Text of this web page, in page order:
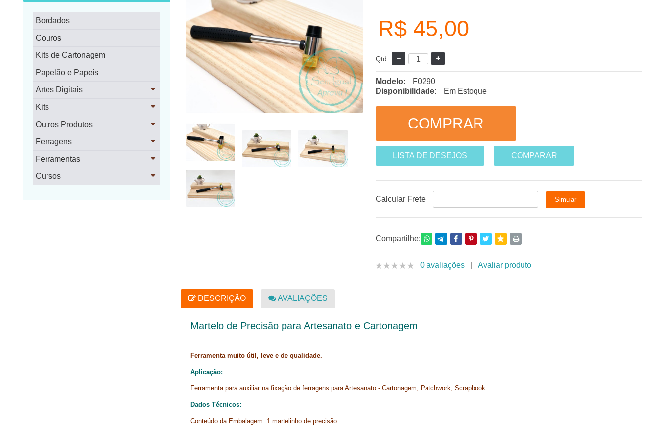
Bordados
Couros
Kits de Cartonagem
Papelão e Papeis
Artes Digitais
Kits
Outros Produtos
Ferragens
Ferramentas
Cursos
R$ 45,00
Qtd:
Modelo:
F0290
Disponibilidade:
Em Estoque
LISTA DE DESEJOS COMPARAR
Calcular Frete
Compartilhe:
0 avaliações |Avaliar produto
DESCRIÇÃO AVALIAÇÕES
Martelo de Precisão para Artesanato e Cartonagem
Ferramenta muito útil, leve e de qualidade.
Aplicação:
Ferramenta para auxiliar na fixação de ferragens para Artesanato - Cartonagem, Patchwork, Scrapbook.
Dados Técnicos:
Conteúdo da Embalagem: 1 martelinho de precisão.